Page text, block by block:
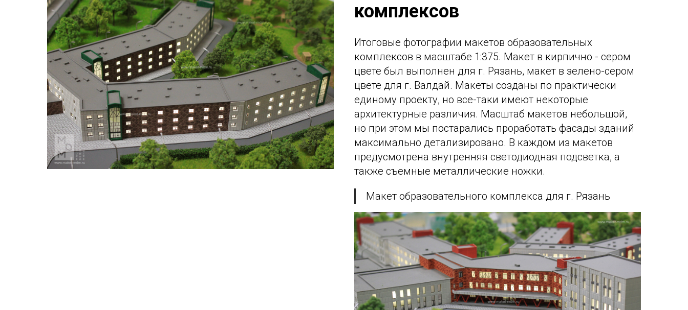
комплексов
Итоговые фотографии макетов образовательных
комплексов в масштабе 1:375. Макет в кирпично - сером
цвете был выполнен для г. Рязань, макет в зелено-сером
цвете для г. Валдай. Макеты созданы по практически
единому проекту, но все-таки имеют некоторые
архитектурные различия. Масштаб макетов небольшой,
но при этом мы постарались проработать фасады зданий
максимально детализировано. В каждом из макетов
предусмотрена внутренняя светодиодная подсветка, а
также съемные металлические ножки.
Макет образовательного комплекса для г. Рязань